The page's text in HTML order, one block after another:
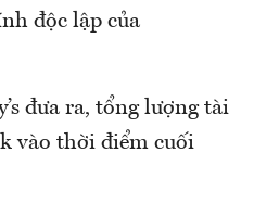
độc lập của
đưa ra, tổng lượng tài
vào thời điểm cuối